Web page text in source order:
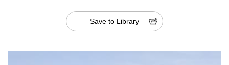
Save to Library